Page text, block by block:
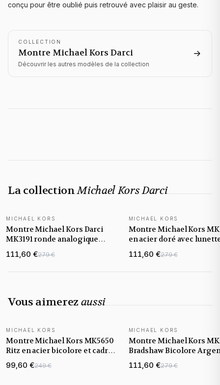
conçu pour être oublié puis retrouvé avec plaisir au geste.
COLLECTION
Montre Michael Kors Darci
Découvrir les autres modèles de la collection
La collectionMichael Kors Darci
MICHAEL KORS
Montre Michael Kors Darci
MK3191 ronde analogique
bracelet acier doré jaune
111,60 €279 €
MICHAEL KORS
Montre Michael Kors
en acier doré avec
cadran sertis de cristaux
111,60 €279 €
Vous aimerez aussi
MICHAEL KORS
Montre Michael Kors MK5650
Ritz en acier bicolore et cadran
serti de cristaux
99,60 €249 €
MICHAEL KORS
Montre Michael Kors
Bradshaw Bicolore
Or
111,60 €279 €